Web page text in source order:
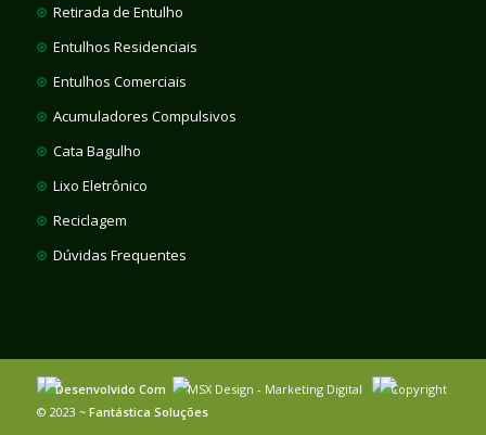
Retirada de Entulho
Entulhos Residenciais
Entulhos Comerciais
Acumuladores Compulsivos
Cata Bagulho
Lixo Eletrônico
Reciclagem
Dúvidas Frequentes
Desenvolvido Com MSX Design - Marketing Digital
Copyright
© 2023 ~ Fantástica Soluções